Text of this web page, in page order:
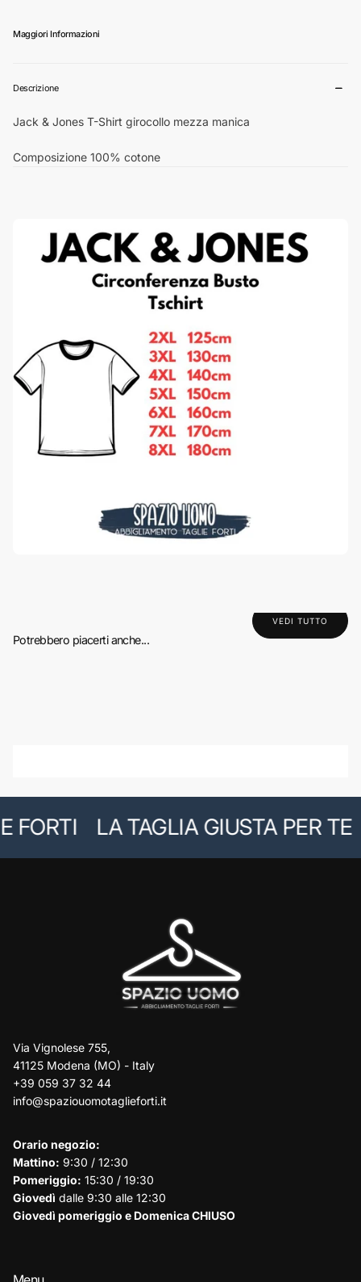
Maggiori Informazioni
Descrizione
Jack & Jones T-Shirt girocollo mezza manica
Composizione 100% cotone
Potrebbero piacerti anche...
VEDI TUTTO
FORTI LA TAGLIA GIUSTA PER TE
Via Vignolese 755,
41125 Modena (MO) - Italy
+39 059 37 32 44
info@spaziouomotaglieforti.it
Orario negozio:
Mattino: 9:30 / 12:30
Pomeriggio: 15:30 / 19:30
Giovedì dalle 9:30 alle 12:30
Giovedì pomeriggio e Domenica CHIUSO